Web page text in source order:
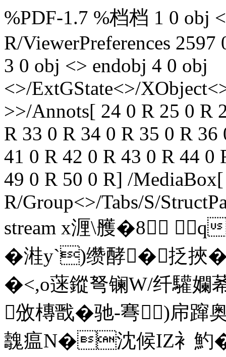
%PDF-1.7 %档档 1 0 obj
R/ViewerPreferences
3 0 obj <> endobj 4 0 obj
<>/ExtGState<>/
>>/Annots[ 24 0 R 25 0 R
R 33 0 R 34 0 R 35 0 R
41 0 R 42 0 R 43 0 R 44 0
49 0 R 50 0 R] /
R/Group<>/Tabs/S/
stream x湹\雘�8
�溎y`)缵酵�抸挾
�<,o蒾鏦弩镧W/纤驩孄
攽槫戬�驰-弿)帍蹿
魗瘟N�沈候IZ衤魡